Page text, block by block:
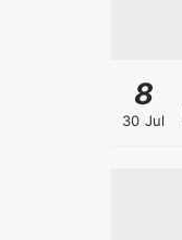
8
30 Jul